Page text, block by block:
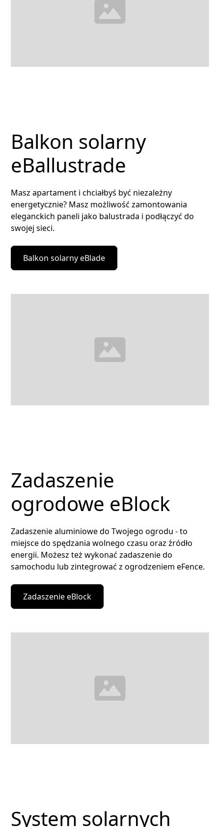
Balkon solarny
eBallustrade
Masz apartament i chciałbyś być niezależny
energetycznie? Masz możliwość zamontowania
eleganckich paneli jako balustrada i podłączyć do
swojej sieci.
Balkon solarny eBlade
Zadaszenie
ogrodowe eBlock
Zadaszenie aluminiowe do Twojego ogrodu - to
miejsce do spędzania wolnego czasu oraz źródło
energii. Możesz też wykonać zadaszenie do
samochodu lub zintegrować z ogrodzeniem eFence.
Zadaszenie eBlock
System solarnych